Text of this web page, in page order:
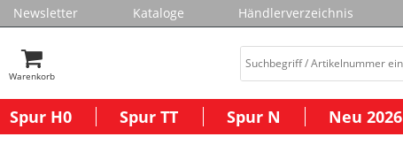
Newsletter Kataloge Händlerverzeichnis
Warenkorb
Spur H0 Spur TT Spur N Neu 2026